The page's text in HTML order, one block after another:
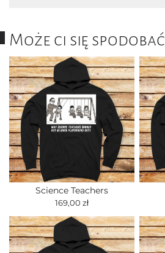
Może ci się spodobać
Science Teachers
169,00 zł